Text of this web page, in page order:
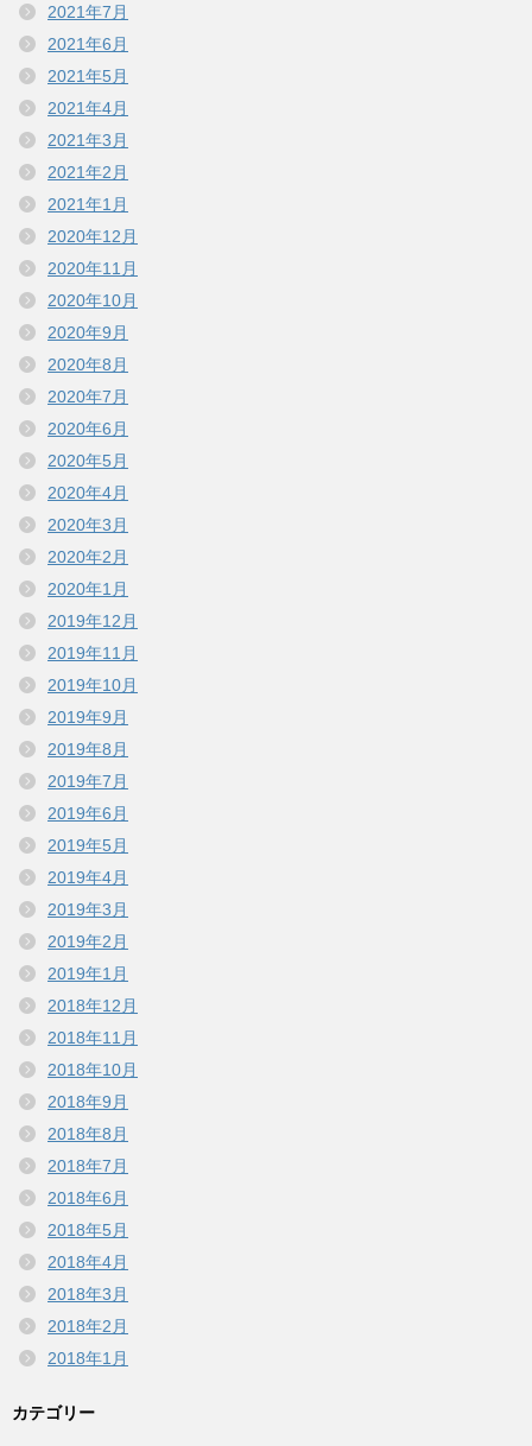
2021年7月
2021年6月
2021年5月
2021年4月
2021年3月
2021年2月
2021年1月
2020年12月
2020年11月
2020年10月
2020年9月
2020年8月
2020年7月
2020年6月
2020年5月
2020年4月
2020年3月
2020年2月
2020年1月
2019年12月
2019年11月
2019年10月
2019年9月
2019年8月
2019年7月
2019年6月
2019年5月
2019年4月
2019年3月
2019年2月
2019年1月
2018年12月
2018年11月
2018年10月
2018年9月
2018年8月
2018年7月
2018年6月
2018年5月
2018年4月
2018年3月
2018年2月
2018年1月
カテゴリー